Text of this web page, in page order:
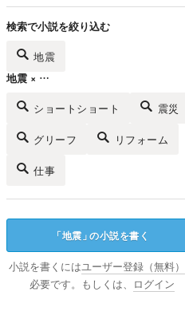
検索で小説を絞り込む
地震
地震 × …
ショートショート 震災
グリーフ リフォーム
仕事
「地震 」の小説を書く
小説を書くにはユーザー登録（無料）
必要です。もしくは、
ログイン